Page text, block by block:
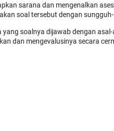
sarana dan mengenalkan
soal tersebut dengan
soalnya dijawab dengan
dan mengevalusinya secara